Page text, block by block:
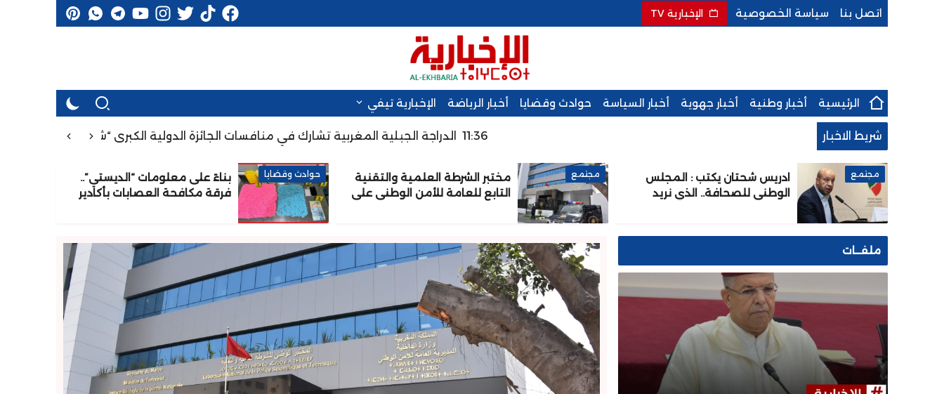
اتصل بنا سياسة الخصوصية الإخبارية TV
الرئيسية أخبار وطنية أخبار جهوية أخبار السياسة حوادث وقضايا أخبار الرياضة الإخبارية تيفي
شريط الاخبار الدراجة الجبلية المغربية تشارك في منافسات الجائزة الدولية الكبرى “شانتال بيا” بالكاميرون من
ادريس شحتان يكتب : المجلس
الوطني للصحافة.. الذي نريد
مجتمع
مختبر الشرطة العلمية والتقنية
التابع للعامة للأمن الوطني على
مجتمع
بناءً على معلومات “الديستي”..
فرقة مكافحة العصابات بأكادير
حوادث وقضايا
ملفــات